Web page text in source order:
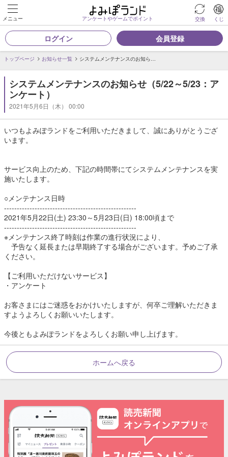
メニュー アンケートやゲームでポイント 交換 くじ
ログイン 会員登録
トップページ お知らせ一覧 システムメンテナンスのお知ら…
システムメンテナンスのお知らせ（5/22～5/23：ア
ンケート）
2021年5月6日（木） 00:00
いつもよみぽランドをご利用いただきまして、誠にありがとうござ
います。
サービス向上のため、下記の時間帯にてシステムメンテナンスを実
施いたします。
○メンテナンス日時
----------------------------------------------------
2021年5月22日(土) 23:30～5月23日(日) 18:00頃まで
----------------------------------------------------
※メンテナンス終了時刻は作業の進行状況により、
予告なく延長または早期終了する場合がございます。予めご了承
ください。
【ご利用いただけないサービス】
・アンケート
お客さまにはご迷惑をおかけいたしますが、何卒ご理解いただきま
すようよろしくお願いいたします。
今後ともよみぽランドをよろしくお願い申し上げます。
ホームへ戻る